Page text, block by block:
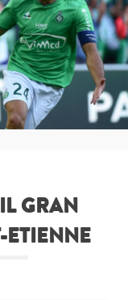
GRAN